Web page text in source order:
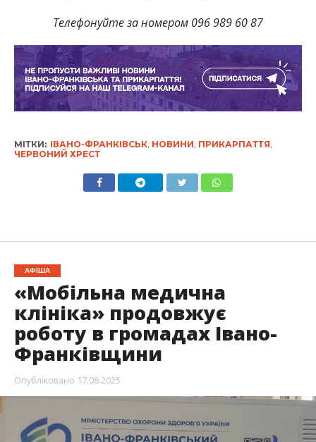
Телефонуйте за номером 096 989 60 87
МІТКИ: ІВАНО-ФРАНКІВСЬК, НОВИНИ ПРИКАРПАТТЯ
ЧЕРВОНИЙ ХРЕСТ
АФІША
«Мобільна медична
клініка» продовжує
роботу в громадах Івано-
Франківщини
Опубліковано 17.08.2025